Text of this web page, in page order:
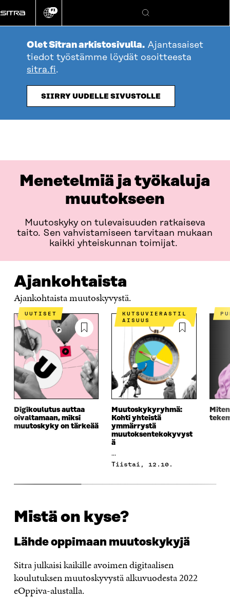
suoraan
sisältöön
Vaihda
kieli
FI
Hae
Olet Sitran arkistosivulla. Ajantasaiset
tiedot työstämme löydät osoitteesta
sitra.fi.
SIIRRY UUDELLE SIVUSTOLLE
Menetelmiä ja työkaluja
muutokseen
Muutoskyky on tulevaisuuden ratkaiseva
taito. Sen vahvistamiseen tarvitaan mukaan
kaikki yhteiskunnan toimijat.
Ajankohtaista
Ajankohtaista muutoskyvystä.
UUTISET
Digikoulutus auttaa
oivaltamaan, miksi
muutoskyky on tärkeää
KUTSUVIERASTIL
AISUUS
Muutoskykyryhmä:
Kohti yhteistä
ymmärrystä
muutoksentekokyvyst
ä
...
tiistai, 12.10.
Mistä on kyse?
Lähde oppimaan muutoskykyjä
Sitra julkaisi kaikille avoimen digitaalisen
koulutuksen muutoskyvystä alkuvuodesta 2022
eOppiva-alustalla.